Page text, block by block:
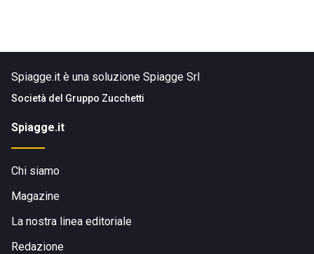
Spiagge.it è una soluzione Spiagge Srl
Società del Gruppo Zucchetti
Spiagge.it
Chi siamo
Magazine
La nostra linea editoriale
Redazione